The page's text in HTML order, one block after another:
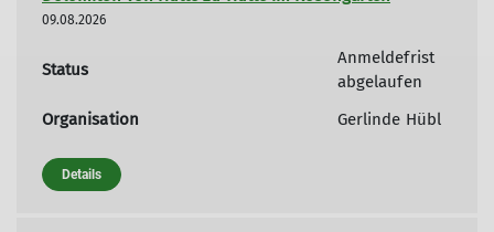
09.08.2026
Status
Anmeldefrist
abgelaufen
Organisation
Gerlinde Hübl
Details